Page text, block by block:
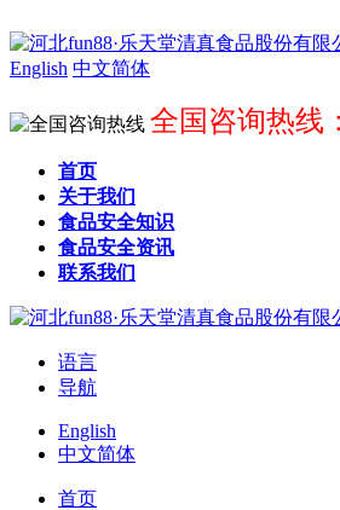
English 中文简体
全国咨询热线
首页
关于我们
食品安全知识
食品安全资讯
联系我们
语言
导航
English
中文简体
首页